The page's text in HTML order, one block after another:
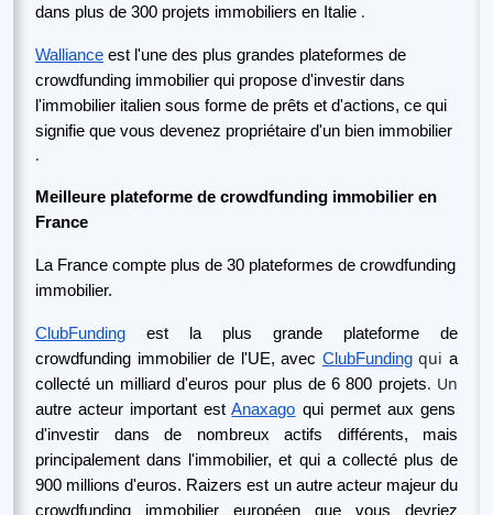
dans plus de 300 projets immobiliers en Italie .
Walliance est l'une des plus grandes plateformes de
crowdfunding immobilier qui propose d'investir dans
l'immobilier italien sous forme de prêts et d'actions, ce qui
signifie que vous devenez propriétaire d'un bien immobilier
.
Meilleure plateforme de crowdfunding immobilier en
France
La France compte plus de 30 plateformes de crowdfunding
immobilier.
ClubFunding est la plus grande plateforme de
crowdfunding immobilier de l'UE, avec ClubFundingqui a
collecté un milliard d'euros pour plus de 6 800 projets. Un
autre acteur important est Anaxago qui permet aux gens
d'investir dans de nombreux actifs différents, mais
principalement dans l'immobilier, et qui a collecté plus de
900 millions d'euros. Raizers est un autre acteur majeur du
crowdfunding immobilier européen que vous devriez